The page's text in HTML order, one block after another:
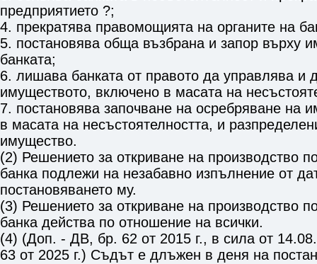
предприятието ?;
4. прекратява правомощията на органите на
5. постановява обща възбрана и запор върху
банката;
6. лишава банката от правото да управлява и
имуществото, включено в масата на
7. постановява започване на осребряване на
в масата на несъстоятелността, и
имущество.
(2) Решението за откриване на производство
банка подлежи на незабавно изпълнение от
постановяването му.
(3) Решението за откриване на производство
банка действа по отношение на всички.
(4) (Доп. - ДВ, бр. 62 от 2015 г., в сила от
63 от 2025 г.) Съдът е длъжен в деня на